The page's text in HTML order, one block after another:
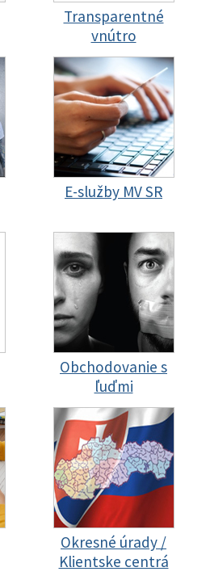
Transparentné
vnútro
E-služby MV SR
Obchodovanie s
ľuďmi
Okresné úrady /
Klientske centrá